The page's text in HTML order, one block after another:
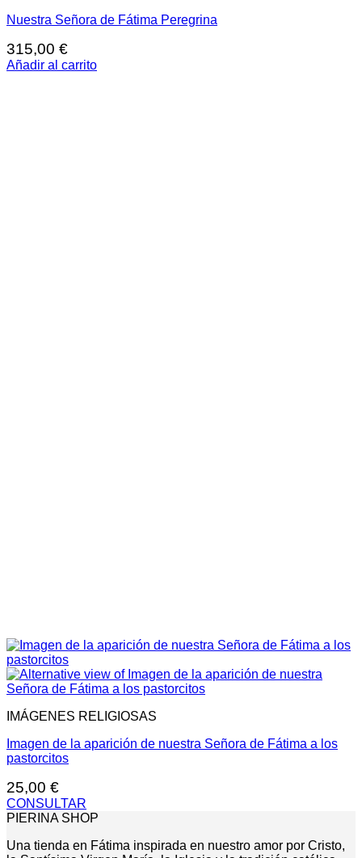
Nuestra Señora de Fátima Peregrina
315,00 €
Añadir al carrito
IMÁGENES RELIGIOSAS
Imagen de la aparición de nuestra Señora de Fátima a los
pastorcitos
25,00 €
CONSULTAR
PIERINA SHOP
Una tienda en Fátima inspirada en nuestro amor por Cristo,